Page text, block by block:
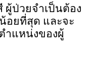
ผู้ป่วยจำเป็นต้อง
อยที่สุด และจะ
ำแหน่งของผู้